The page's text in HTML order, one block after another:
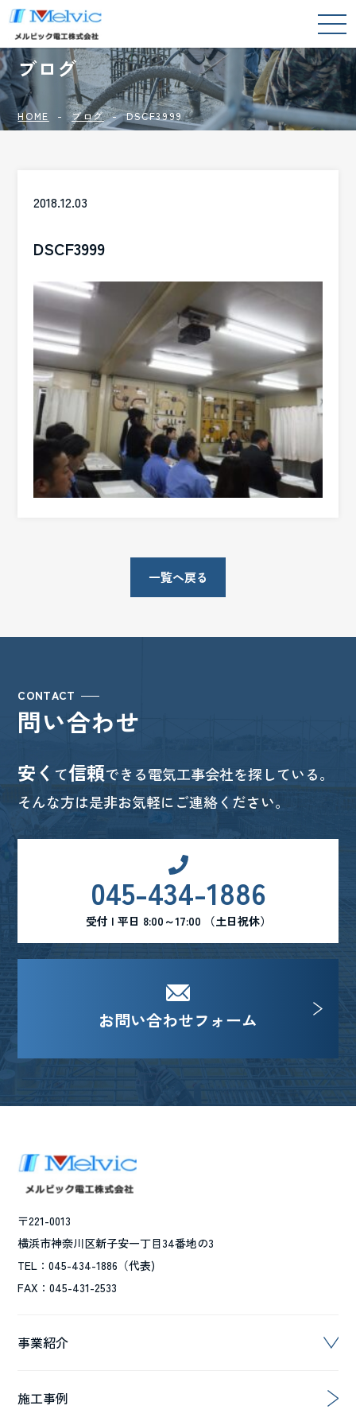
BLOG
ブログ
HOME ブログ DSCF3999
2018.12.03
DSCF3999
一覧へ戻る
CONTACT
問い合わせ
安く て信頼できる電気工事会社を探している。
そんな方は是非お気軽にご連絡ください。
045-434-1886
受付 | 平日 8:00～17:00 （土日祝休）
お問い合わせフォーム
〒221-0013
横浜市神奈川区新子安一丁目34番地の3
TEL：045-434-1886（代表)
FAX：045-431-2533
事業紹介
施工事例